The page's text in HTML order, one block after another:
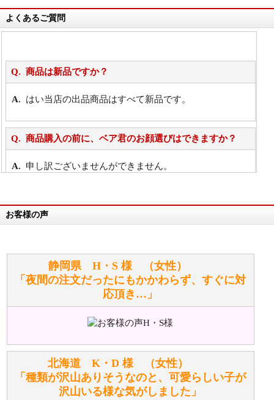
よくあるご質問
商品は新品ですか？
はい当店の出品商品はすべて新品です。
商品購入の前に、ベア君のお顔選びはできますか？
申し訳ございませんができません。
万が一欲しい商品が見つからない場合は、探して取り
お任せください！それは当店が謡っています「おも
てなしの心」で対応させていただきます。
シュタイフのぬいぐるみは洗濯できますか？ ぬいぐ
るみのお手入れ方法を教えてください。
詳しくはこちら をご覧ください。
お客様の声
静岡県 H・S 様 （女性）
「夜間の注文だったにもかかわらず、すぐに対
応頂き…」
北海道 K・D 様 （女性）
「種類が沢山ありそうなのと、可愛らしい子が
沢山いる様な気がしました」